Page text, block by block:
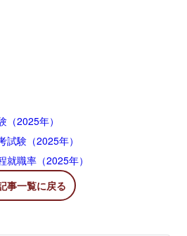
2025年）
験（2025年）
職率（2025年）
事一覧に戻る